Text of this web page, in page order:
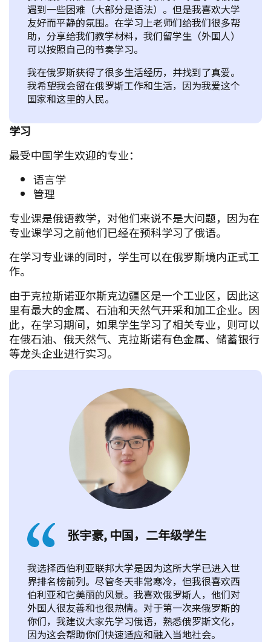
遇到一些困难（大部分是语法）。但是我喜欢大学
友好而平静的氛围。在学习上老师们给我们很多帮
助，分享给我们教学材料，我们留学生（外国人）
可以按照自己的节奏学习。
我在俄罗斯获得了很多生活经历，并找到了真爱。
我希望我会留在俄罗斯工作和生活，因为我爱这个
国家和这里的人民。
学习
最受中国学生欢迎的专业：
语言学
管理
专业课是俄语教学，对他们来说不是大问题，因为在
专业课学习之前他们已经在预科学习了俄语。
在学习专业课的同时，学生可以在俄罗斯境内正式工
作。
由于克拉斯诺亚尔斯克边疆区是一个工业区，因此这
里有最大的金属、石油和天然气开采和加工企业。因
此，在学习期间，如果学生学习了相关专业，则可以
在俄石油、俄天然气、克拉斯诺有色金属、储蓄银行
等龙头企业进行实习。
张宇豪, 中国，二年级学生
我选择西伯利亚联邦大学是因为这所大学已进入世
界排名榜前列。尽管冬天非常寒冷，但我很喜欢西
伯利亚和它美丽的风景。我喜欢俄罗斯人，他们对
外国人很友善和也很热情。对于第一次来俄罗斯的
你们，我建议大家先学习俄语，熟悉俄罗斯文化，
因为这会帮助你们快速适应和融入当地社会。